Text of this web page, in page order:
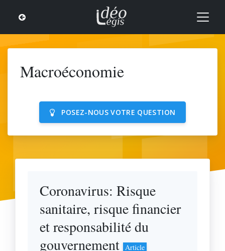
Macroéconomie
POSEZ-NOUS VOTRE QUESTION
Coronavirus: Risque
sanitaire, risque financier
et responsabilité du
gouvernement Article